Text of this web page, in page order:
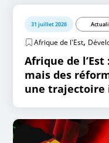
31 juillet 2026
Afrique de l'Est,
Afrique de
mais des
une trajectoire